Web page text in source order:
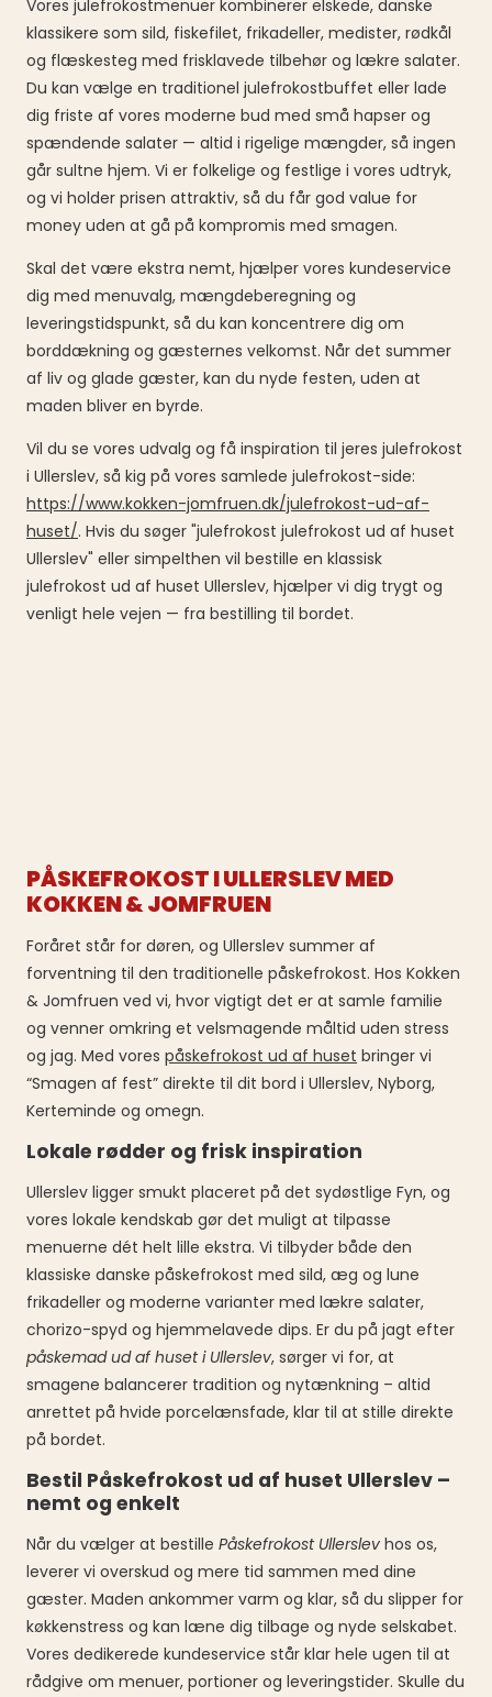
Vores julefrokostmenuer kombinerer elskede, danske
klassikere som sild, fiskefilet, frikadeller, medister, rødkål
og flæskesteg med frisklavede tilbehør og lækre salater.
Du kan vælge en traditionel julefrokostbuffet eller lade
dig friste af vores moderne bud med små hapser og
spændende salater — altid i rigelige mængder, så ingen
går sultne hjem. Vi er folkelige og festlige i vores udtryk,
og vi holder prisen attraktiv, så du får god value for
money uden at gå på kompromis med smagen.
Skal det være ekstra nemt, hjælper vores kundeservice
dig med menuvalg, mængdeberegning og
leveringstidspunkt, så du kan koncentrere dig om
borddækning og gæsternes velkomst. Når det summer
af liv og glade gæster, kan du nyde festen, uden at
maden bliver en byrde.
Vil du se vores udvalg og få inspiration til jeres julefrokost
i Ullerslev, så kig på vores samlede julefrokost-side:
https://www.kokken-jomfruen.dk/julefrokost-ud-af-
huset/. Hvis du søger "julefrokost julefrokost ud af huset
Ullerslev" eller simpelthen vil bestille en klassisk
julefrokost ud af huset Ullerslev, hjælper vi dig trygt og
venligt hele vejen — fra bestilling til bordet.
PÅSKEFROKOST I ULLERSLEV MED
KOKKEN & JOMFRUEN
Foråret står for døren, og Ullerslev summer af
forventning til den traditionelle påskefrokost. Hos Kokken
& Jomfruen ved vi, hvor vigtigt det er at samle familie
og venner omkring et velsmagende måltid uden stress
og jag. Med vores påskefrokost ud af huset bringer vi
“Smagen af fest” direkte til dit bord i Ullerslev, Nyborg,
Kerteminde og omegn.
Lokale rødder og frisk inspiration
Ullerslev ligger smukt placeret på det sydøstlige Fyn, og
vores lokale kendskab gør det muligt at tilpasse
menuerne dét helt lille ekstra. Vi tilbyder både den
klassiske danske påskefrokost med sild, æg og lune
frikadeller og moderne varianter med lækre salater,
chorizo-spyd og hjemmelavede dips. Er du på jagt efter
påskemad ud af huset i Ullerslev, sørger vi for, at
smagene balancerer tradition og nytænkning – altid
anrettet på hvide porcelænsfade, klar til at stille direkte
på bordet.
Bestil Påskefrokost ud af huset Ullerslev –
nemt og enkelt
Når du vælger at bestille Påskefrokost Ullerslev hos os,
leverer vi overskud og mere tid sammen med dine
gæster. Maden ankommer varm og klar, så du slipper for
køkkenstress og kan læne dig tilbage og nyde selskabet.
Vores dedikerede kundeservice står klar hele ugen til at
rådgive om menuer, portioner og leveringstider. Skulle du